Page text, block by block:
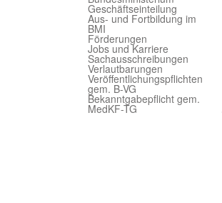
Geschäfts­einteilung
Aus- und Fortbildung im
BMI
Förderungen
Jobs und Karriere
Sachaus­schreibungen
Verlautbarungen
Veröffentlichungspflichten
gem. B-VG
Bekanntgabepflicht gem.
MedKF-TG